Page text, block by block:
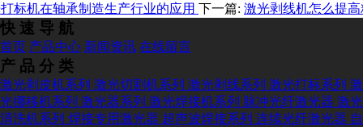
标机在轴承制造生产行业的应用 下一篇: 激光剥线机怎么提
快 速 导 航
首页 产品中心 新闻资讯 在线留言
产 品 分 类
激光剥皮机系列 激光切割机系列 激光剥线系列 激光打标系列 激
光挪移机系列 激光器系列 激光焊接机系列 脉冲光纤激光器 激光
清洗机系列 焊接专用激光器 超声波焊接系列 连续光纤激光器 自